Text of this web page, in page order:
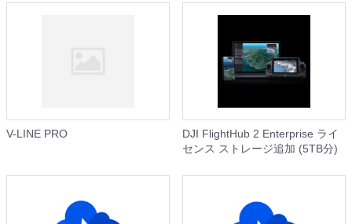
V-LINE PRO
DJI FlightHub 2 Enterprise ライ
センス ストレージ追加 (5TB分)